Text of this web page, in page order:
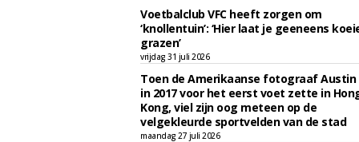
Voetbalclub VFC heeft zorgen om
‘knollentuin’: ‘Hier laat je geeneens
grazen’
vrijdag 31 juli 2026
Toen de Amerikaanse fotograaf Austin
in 2017 voor het eerst voet zette in
Kong, viel zijn oog meteen op de
velgekleurde sportvelden van de stad
maandag 27 juli 2026